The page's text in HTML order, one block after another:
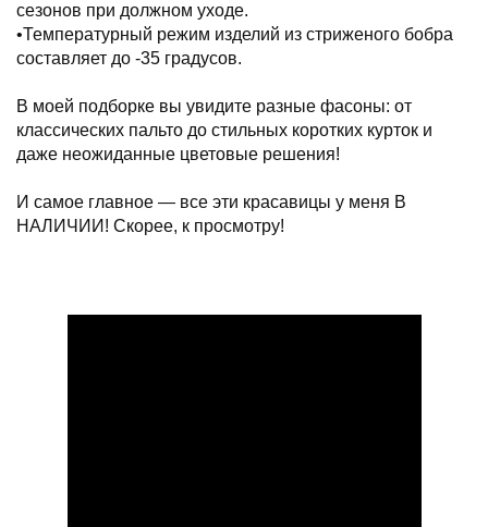
сезонов при должном уходе.
•Температурный режим изделий из стриженого бобра
составляет до -35 градусов.
В моей подборке вы увидите разные фасоны: от
классических пальто до стильных коротких курток и
даже неожиданные цветовые решения!
И самое главное — все эти красавицы у меня В
НАЛИЧИИ! Скорее, к просмотру!